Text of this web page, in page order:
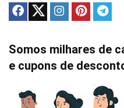
Somos milhares de
e cupons de